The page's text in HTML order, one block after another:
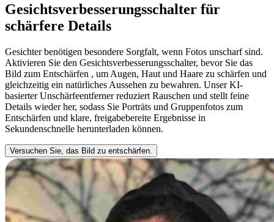
Gesichtsverbesserungsschalter für
schärfere Details
Gesichter benötigen besondere Sorgfalt, wenn Fotos unscharf sind.
Aktivieren Sie den Gesichtsverbesserungsschalter, bevor Sie das
Bild zum Entschärfen , um Augen, Haut und Haare zu schärfen und
gleichzeitig ein natürliches Aussehen zu bewahren. Unser KI-
basierter Unschärfeentferner reduziert Rauschen und stellt feine
Details wieder her, sodass Sie Porträts und Gruppenfotos zum
Entschärfen und klare, freigabebereite Ergebnisse in
Sekundenschnelle herunterladen können.
Versuchen Sie, das Bild zu entschärfen.